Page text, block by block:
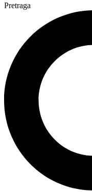
Pretraga